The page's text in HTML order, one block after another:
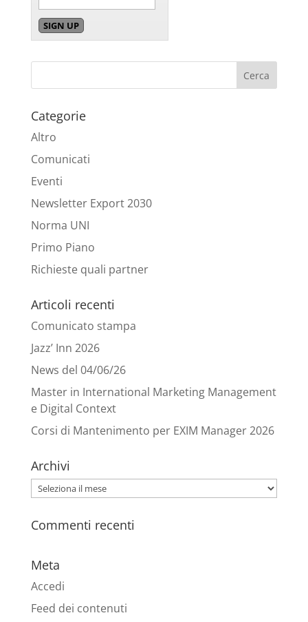
Categorie
Altro
Comunicati
Eventi
Newsletter Export 2030
Norma UNI
Primo Piano
Richieste quali partner
Articoli recenti
Comunicato stampa
Jazz’ Inn 2026
News del 04/06/26
Master in International Marketing Management
e Digital Context
Corsi di Mantenimento per EXIM Manager 2026
Archivi
Archivi
Commenti recenti
Meta
Accedi
Feed dei contenuti